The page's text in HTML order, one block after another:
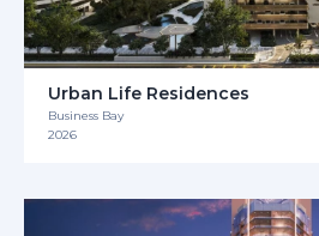
Urban Life Residences
Business Bay
2026